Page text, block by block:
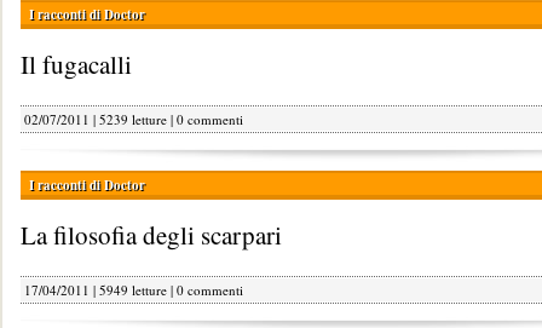
I racconti di Doctor
Il fugacalli
02/07/2011 | 5239 letture | 0 commenti
I racconti di Doctor
La filosofia degli scarpari
17/04/2011 | 5949 letture | 0 commenti